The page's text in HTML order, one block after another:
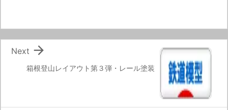
箱根登山レイアウト第３弾・レール塗装

Next